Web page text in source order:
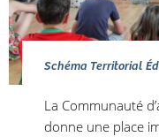
Schéma Territorial
La Communauté
donne une place